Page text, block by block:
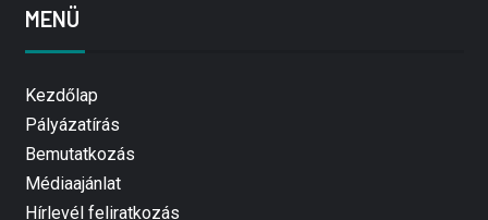
MENÜ
Kezdőlap
Pályázatírás
Bemutatkozás
Médiaajánlat
Hírlevél feliratkozás